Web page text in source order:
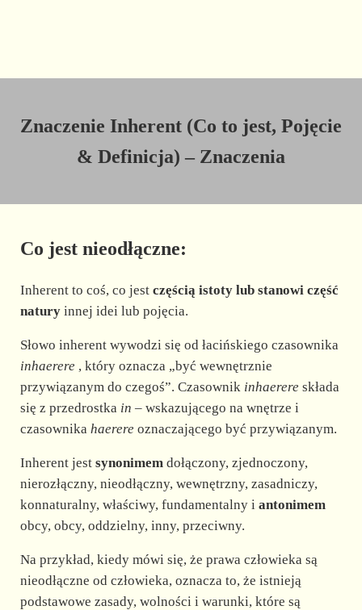
Znaczenie Inherent (Co to jest, Pojęcie
& Definicja) – Znaczenia
Co jest nieodłączne:
Inherent to coś, co jest częścią istoty lub stanowi część
naturyinnej idei lub pojęcia.
Słowo inherent wywodzi się od łacińskiego czasownika
inhaerere , który oznacza „być wewnętrznie
przywiązanym do czegoś”. Czasownik inhaerere składa
się z przedrostka in – wskazującego na wnętrze i
czasownika haerere oznaczającego być przywiązanym.
Inherent jest synonimemdołączony, zjednoczony,
nierozłączny, nieodłączny, wewnętrzny, zasadniczy,
konnaturalny, właściwy, fundamentalny i antonimem
obcy, obcy, oddzielny, inny, przeciwny.
Na przykład, kiedy mówi się, że prawa człowieka są
nieodłączne od człowieka, oznacza to, że istnieją
podstawowe zasady, wolności i warunki, które są